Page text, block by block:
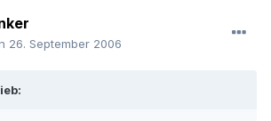
26. September 2006